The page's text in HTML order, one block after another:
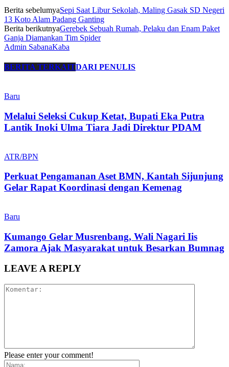
Berita sebelumyaSepi Saat Libur Sekolah, Maling Gasak SD Negeri
13 Koto Alam Padang Ganting
Berita berikutnyaGerebek Sebuah Rumah, Pelaku dan Enam Paket
Ganja Diamankan Tim Spider
Admin SabanaKaba
BERITA TERKAITDARI PENULIS
Baru
Melalui Seleksi Cukup Ketat, Bupati Eka Putra
Lantik Inoki Ulma Tiara Jadi Direktur PDAM
ATR/BPN
Perkuat Pengamanan Aset BMN, Kantah Sijunjung
Gelar Rapat Koordinasi dengan Kemenag
Baru
Kumango Gelar Musrenbang, Wali Nagari Iis
Zamora Ajak Masyarakat untuk Besarkan Bumnag
LEAVE A REPLY
Please enter your comment!